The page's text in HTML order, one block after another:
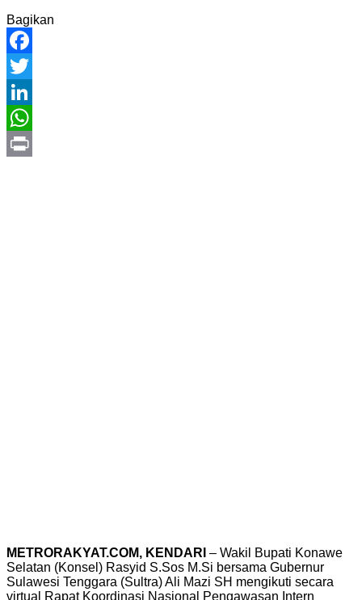
Bagikan
Facebook
Twitter
LinkedIn
WhatsApp
METRORAKYAT.COM, KENDARI – Wakil Bupati Konawe
Selatan (Konsel) Rasyid S.Sos M.Si bersama Gubernur
Sulawesi Tenggara (Sultra) Ali Mazi SH mengikuti secara
virtual Rapat Koordinasi Nasional Pengawasan Intern